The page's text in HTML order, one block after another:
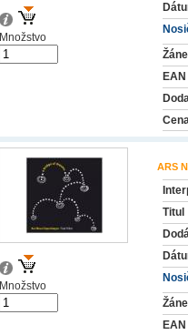
EAN
Množstvo
ARS
Titul
EAN
Množstvo